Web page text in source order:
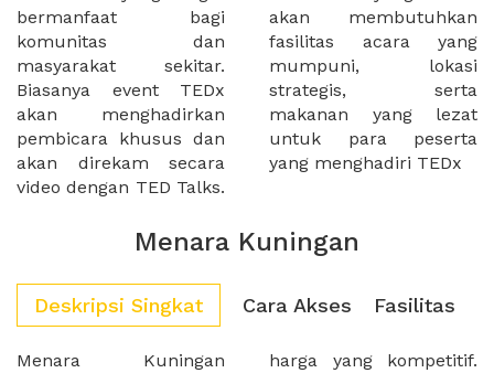
bermanfaat bagi
komunitas dan
masyarakat sekitar.
Biasanya event TEDx
akan menghadirkan
pembicara khusus dan
akan direkam secara
video dengan TED Talks.
akan membutuhkan
fasilitas acara yang
mumpuni, lokasi
strategis, serta
makanan yang lezat
untuk para peserta
yang menghadiri TEDx
Menara Kuningan
Deskripsi Singkat Cara Akses Fasilitas
Menara Kuningan
harga yang kompetitif.